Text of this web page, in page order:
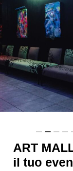
ART
il tuo